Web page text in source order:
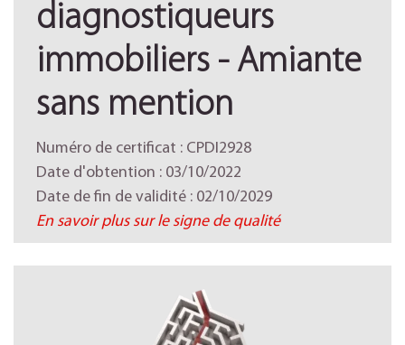
diagnostiqueurs
immobiliers - Amiante
sans mention
Numéro de certificat : CPDI2928
Date d'obtention : 03/10/2022
Date de fin de validité : 02/10/2029
En savoir plus sur le signe de qualité